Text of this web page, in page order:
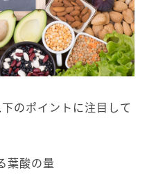
のポイントに注目して
葉酸の量